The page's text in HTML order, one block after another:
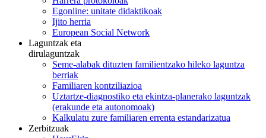
Egonline: unitate didaktikoak
Ijito herria
European Social Network
Laguntzak eta
dirulaguntzak
Seme-alabak dituzten familientzako hileko laguntza
berriak
Familiaren kontziliazioa
Uztartze-diagnostiko eta ekintza-planerako laguntzak
(erakunde eta autonomoak)
Kalkulatu zure familiaren errenta estandarizatua
Zerbitzuak